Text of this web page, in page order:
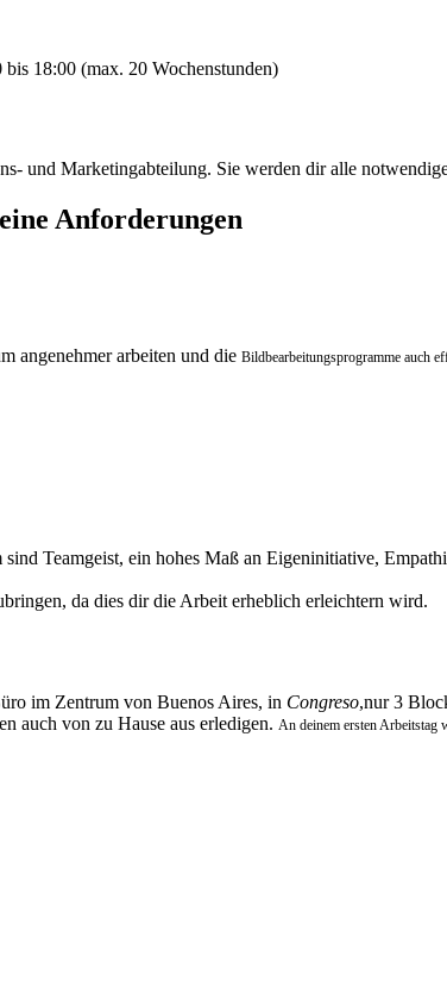
18:00 (max. 20 Wochenstunden)
und Marketingabteilung. Sie werden dir alle
Anforderungen
angenehmer arbeiten und die Bildbearbeitungsprogramme auch
Teamgeist, ein hohes Maß an Eigeninitiative,
da dies dir die Arbeit erheblich erleichtern wird.
im Zentrum von Buenos Aires, in Congreso,nur 3
auch von zu Hause aus erledigen. An deinem ersten Arbeitstag